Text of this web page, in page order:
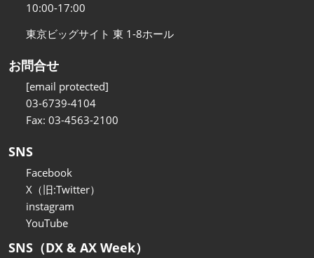
10:00-17:00
東京ビッグサイト 東 1-8ホール
お問合せ
[email protected]
03-6739-4104
Fax: 03-4563-2100
SNS
Facebook
X（旧:Twitter）
instagram
YouTube
SNS（DX & AX Week）